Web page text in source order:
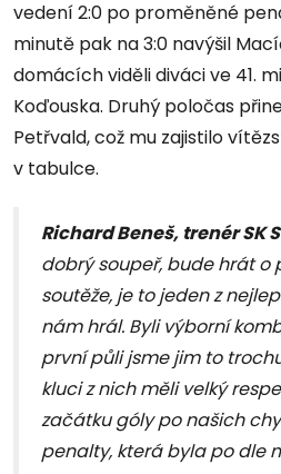
vedení 2:0 po proměněné
minutě pak na 3:0 navýšil
domácích viděli diváci ve 41.
Koďouska. Druhý poločas
Petřvald, což mu zajistilo
v tabulce.
Richard Beneš, trenér SK
dobrý soupeř, bude hrát o
soutěže, je to jeden z
nám hrál. Byli výborní
první půli jsme jim to
kluci z nich měli velký
začátku góly po našich
penalty, která byla po dle